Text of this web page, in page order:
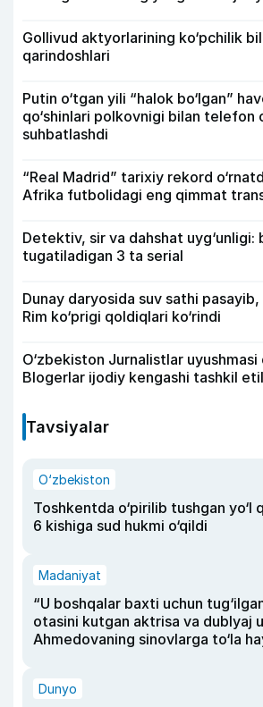
Gollivud aktyorlarining ko‘pchilik
qarindoshlari
Putin o‘tgan yili “halok bo‘lgan”
qo‘shinlari polkovnigi bilan telefon
suhbatlashdi
“Real Madrid” tarixiy rekord
Afrika futbolidagi eng qimmat
Detektiv, sir va dahshat uyg‘unligi:
tugatiladigan 3 ta serial
Dunay daryosida suv sathi
Rim ko‘prigi qoldiqlari ko‘rindi
O‘zbekiston Jurnalistlar uyushmasi
Blogerlar ijodiy kengashi tashkil
Tavsiyalar
O‘zbekiston
Toshkentda o‘pirilib tushgan yo‘l
6 kishiga sud hukmi o‘qildi
Madaniyat
“U boshqalar baxti uchun
otasini kutgan aktrisa va dublyaj
Ahmedovaning sinovlarga to‘la
Dunyo